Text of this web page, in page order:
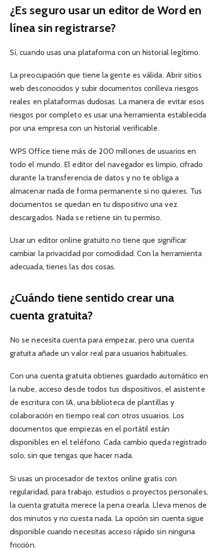
¿Es seguro usar un editor de Word en
línea sin registrarse?
Sí, cuando usas una plataforma con un historial legítimo.
La preocupación que tiene la gente es válida. Abrir sitios
web desconocidos y subir documentos conlleva riesgos
reales en plataformas dudosas. La manera de evitar esos
riesgos por completo es usar una herramienta establecida
por una empresa con un historial verificable.
WPS Office tiene más de 200 millones de usuarios en
todo el mundo. El editor del navegador es limpio, cifrado
durante la transferencia de datos y no te obliga a
almacenar nada de forma permanente si no quieres. Tus
documentos se quedan en tu dispositivo una vez
descargados. Nada se retiene sin tu permiso.
Usar un editor online gratuito no tiene que significar
cambiar la privacidad por comodidad. Con la herramienta
adecuada, tienes las dos cosas.
¿Cuándo tiene sentido crear una
cuenta gratuita?
No se necesita cuenta para empezar, pero una cuenta
gratuita añade un valor real para usuarios habituales.
Con una cuenta gratuita obtienes guardado automático en
la nube, acceso desde todos tus dispositivos, el asistente
de escritura con IA, una biblioteca de plantillas y
colaboración en tiempo real con otros usuarios. Los
documentos que empiezas en el portátil están
disponibles en el teléfono. Cada cambio queda registrado
solo, sin que tengas que hacer nada.
Si usas un procesador de textos online gratis con
regularidad, para trabajo, estudios o proyectos personales,
la cuenta gratuita merece la pena crearla. Lleva menos de
dos minutos y no cuesta nada. La opción sin cuenta sigue
disponible cuando necesitas acceso rápido sin ninguna
fricción.